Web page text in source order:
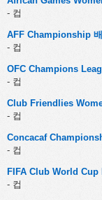
- 컵
AFF Championship
- 컵
OFC Champions
- 컵
Club Friendlies
- 컵
Concacaf
- 컵
FIFA Club World Cup
- 컵